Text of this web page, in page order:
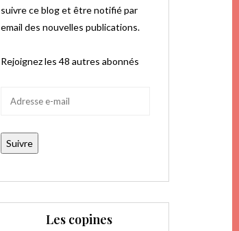
suivre ce blog et être notifié par
email des nouvelles publications.
Rejoignez les 48 autres abonnés
Suivre
Les copines